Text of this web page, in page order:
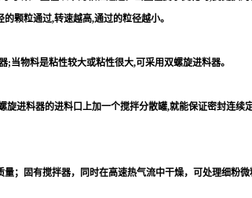
颗粒通过,转速越高,通过的粒径越小。
当物料是粘性较大或粘性很大,可采用双螺旋进料器。
进料器的进料口上加一个搅拌分散罐,就能保证密封连
；固有搅拌器，同时在高速热气流中干燥，可处理细粉微